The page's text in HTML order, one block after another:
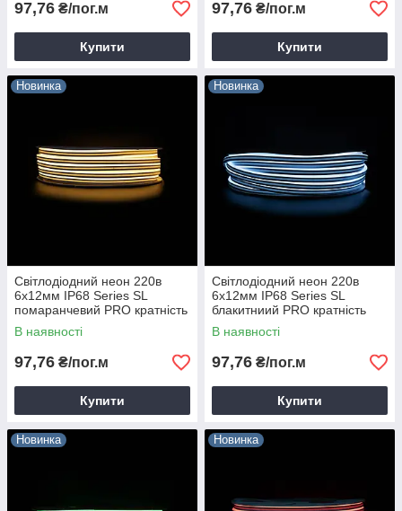
97,76 ₴/пог.м
Купити
97,76 ₴/пог.м
Купити
Новинка
Світлодіодний неон 220в
6х12мм IP68 Series SL
помаранчевий PRO кратність
різання 1м Prolum 160038
В наявності
97,76 ₴/пог.м
Купити
Новинка
Світлодіодний неон 220в
6х12мм IP68 Series SL
блакитниий PRO кратність
різання 1м Prolum 160034
В наявності
97,76 ₴/пог.м
Купити
Новинка Новинка